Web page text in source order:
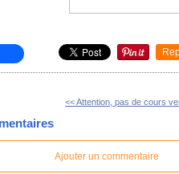
<< Attention, pas de cours
Ajouter un commentaire